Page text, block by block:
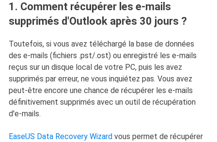
1. Comment récupérer les e-mails
supprimés d'Outlook après 30 jours ?
Toutefois, si vous avez téléchargé la base de données
des e-mails (fichiers .pst/.ost) ou enregistré les e-mails
reçus sur un disque local de votre PC, puis les avez
supprimés par erreur, ne vous inquiétez pas. Vous avez
peut-être encore une chance de récupérer les e-mails
définitivement supprimés avec un outil de récupération
d'e-mails.
EaseUS Data Recovery Wizard vous permet de récupérer